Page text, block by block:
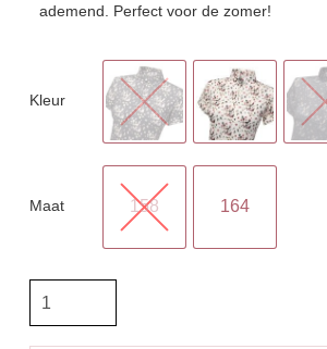
ademend. Perfect voor de zomer!
Kleur
Maat 158 164